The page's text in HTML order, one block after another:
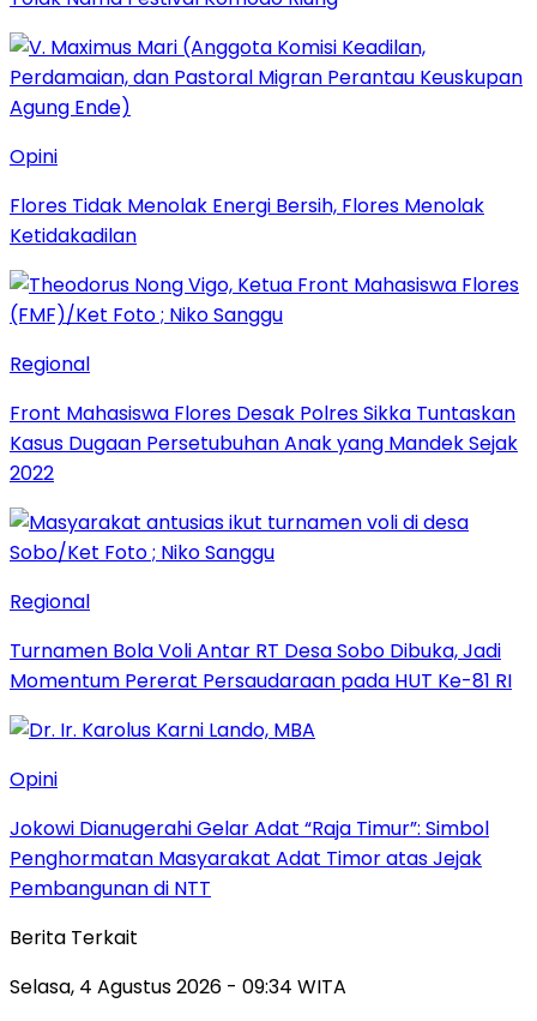
Opini
Flores Tidak Menolak Energi Bersih, Flores Menolak
Ketidakadilan
Regional
Front Mahasiswa Flores Desak Polres Sikka Tuntaskan
Kasus Dugaan Persetubuhan Anak yang Mandek Sejak
2022
Regional
Turnamen Bola Voli Antar RT Desa Sobo Dibuka, Jadi
Momentum Pererat Persaudaraan pada HUT Ke-81 RI
Opini
Jokowi Dianugerahi Gelar Adat “Raja Timur”: Simbol
Penghormatan Masyarakat Adat Timor atas Jejak
Pembangunan di NTT
Berita Terkait
Selasa, 4 Agustus 2026 - 09:34 WITA